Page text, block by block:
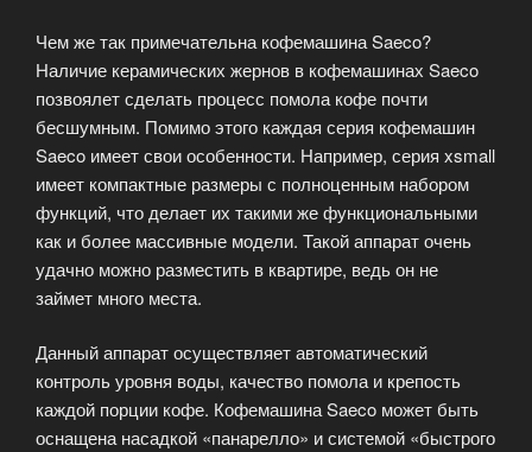
Чем же так примечательна кофемашина Saeco?
Наличие керамических жернов в кофемашинах Saeco
позвоялет сделать процесс помола кофе почти
бесшумным. Помимо этого каждая серия кофемашин
Saeco имеет свои особенности. Например, серия xsmall
имеет компактные размеры с полноценным набором
функций, что делает их такими же функциональными
как и более массивные модели. Такой аппарат очень
удачно можно разместить в квартире, ведь он не
займет много места.
Данный аппарат осуществляет автоматический
контроль уровня воды, качество помола и крепость
каждой порции кофе. Кофемашина Saeco может быть
оснащена насадкой «панарелло» и системой «быстрого